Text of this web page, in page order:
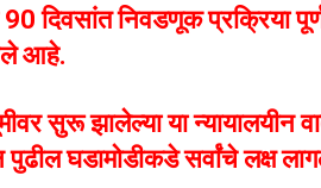
90 दिवसांत निवडणूक प्रक्रिया
आहे.
सुरू झालेल्या या न्यायालयीन
घडामोडीकडे सर्वांचे लक्ष